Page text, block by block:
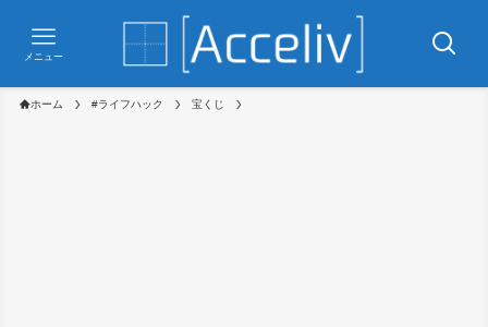
メニュー
ホーム #ライフハック 宝くじ